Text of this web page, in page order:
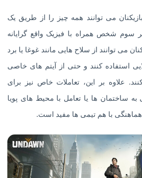
می توانند همه چیز را از طریق یک
سوم شخص همراه با فیزیک واقع گرایانه
می توانند از سلاح هایی مانند غوغا یا برد
استفاده کنند و حتی از آیتم های خاصی
علاوه بر این، تعاملات خاص نیز برای
به ساختمان ها یا تعامل با محیط های پویا
هماهنگی با هم تیمی ها مفید است.